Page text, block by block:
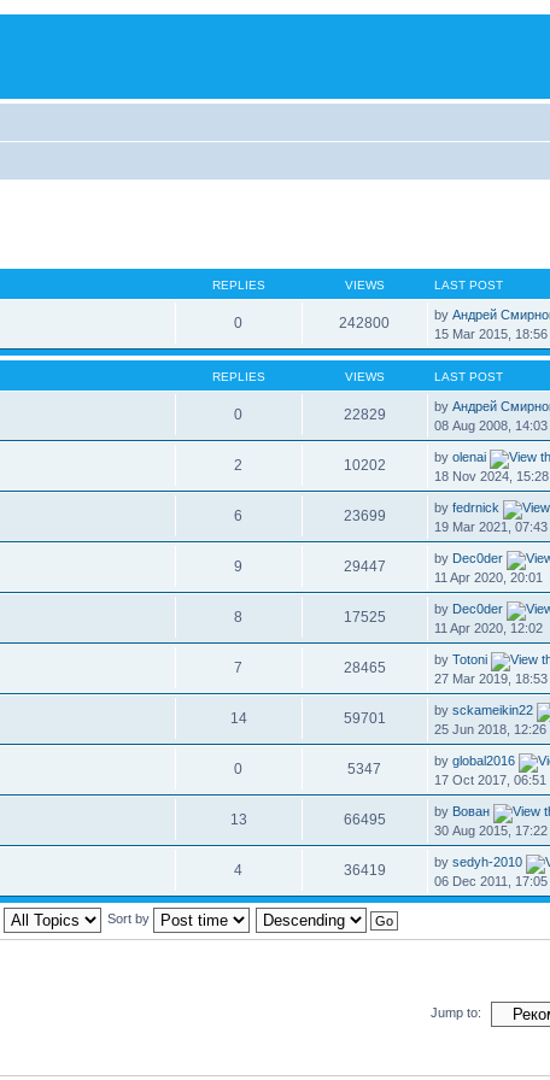
REPLIES VIEWS LAST POST
0 242800 byАндрей
15 Mar 2015, 18:56
REPLIES VIEWS LAST POST
0 22829 byАндрей
08 Aug 2008, 14:03
2 10202 byolenai
18 Nov 2024, 15:28
6 23699 byfedrnick
19 Mar 2021, 07:43
9 29447 by Dec0der
11 Apr 2020, 20:01
8 17525 by Dec0der
11 Apr 2020, 12:02
7 28465 byTotoni
27 Mar 2019, 18:53
14 59701 bysckameikin22
25 Jun 2018, 12:26
0 5347 byglobal2016
17 Oct 2017, 06:51
13 66495 by Вован
30 Aug 2015, 17:22
4 36419 bysedyh-2010
06 Dec 2011, 17:05
Sort by
Jump to: